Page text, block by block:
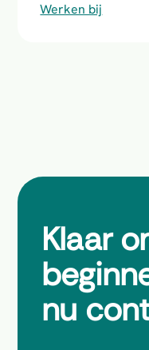
Werken bij
Klaar
nu